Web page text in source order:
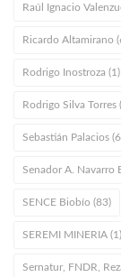
Raúl Ignacio
Ricardo Altamirano
Rodrigo Inostroza (1)
Rodrigo Silva Torres
Sebastián Palacios
Senador A. Navarro
SENCE Biobío (83)
SEREMI MINERIA (1)
Sernatur, FNDR,